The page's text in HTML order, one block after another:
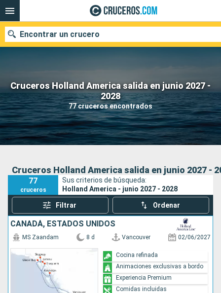
Cruceros Holland America salida en junio 2027 -
2028
77 cruceros encontrados
Encontrar un crucero
Nuestros destinos
Fecha de salida
Puertos Compañías
Cruceros Holland America salida en junio 2027 -
77
cruceros
Sus criterios de búsqueda:
Holland America - junio 2027 - 2028
Filtrar Ordenar
CANADÁ, ESTADOS UNIDOS
MS Zaandam 8 d Vancouver 02/06/2027
Cocina refinada
Animaciones exclusivas a bordo
Experiencia Premium
Comidas incluidas